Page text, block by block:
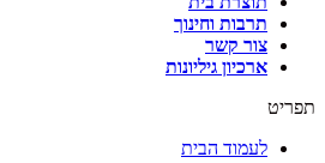
תרבות וחינוך
צור קשר
ארכיון גיליונות
תפריט
לעמוד הבית